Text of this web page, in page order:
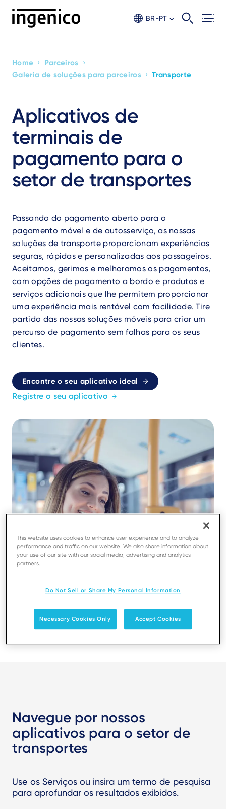
BR-PT
Aplicativos de
terminais de
pagamento para o
setor de transportes
Passando do pagamento aberto para o
pagamento móvel e de autosserviço, as nossas
soluções de transporte proporcionam experiências
seguras, rápidas e personalizadas aos passageiros.
Aceitamos, gerimos e melhoramos os pagamentos,
com opções de pagamento a bordo e produtos e
serviços adicionais que lhe permitem proporcionar
uma experiência mais rentável com facilidade. Tire
partido das nossas soluções móveis para criar um
percurso de pagamento sem falhas para os seus
clientes.
Encontre o seu aplicativo ideal
Registre o seu aplicativo
Breadcrumb
Home › Parceiros ›
Galeria de soluções para parceiros › Transporte
Navegue por nossos
aplicativos para o setor de
transportes
Use os Serviços ou insira um termo de pesquisa
para aprofundar os resultados exibidos.
This website uses cookies to enhance user experience and to analyze
performance and traffic on our website. We also share information about
your use of our site with our social media, advertising and analytics
partners.
Do Not Sell or Share My Personal Information
Necessary Cookies Only Accept Cookies